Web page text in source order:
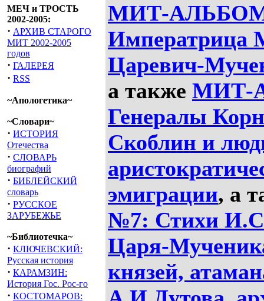
МЕЧ и ТРОСТЬ
2002-2005:
· АРХИВ СТАРОГО
МИТ 2002-2005
годов
· ГАЛЕРЕЯ
· RSS
~Апологетика~
~Словари~
· ИСТОРИЯ
Отечества
· СЛОВАРЬ
биографий
· БИБЛЕЙСКИЙ
словарь
· РУССКОЕ
ЗАРУБЕЖЬЕ
~Библиотечка~
· КЛЮЧЕВСКИЙ:
Русская история
· КАРАМЗИН:
История Гос. Рос-го
· КОСТОМАРОВ:
МИТ-АЛЬБОМ
Императрица
Царевич-
а также МИТ-
Генералы
Скоблин и
эмиграции, а
№7: Стихи
Царя-
князей,